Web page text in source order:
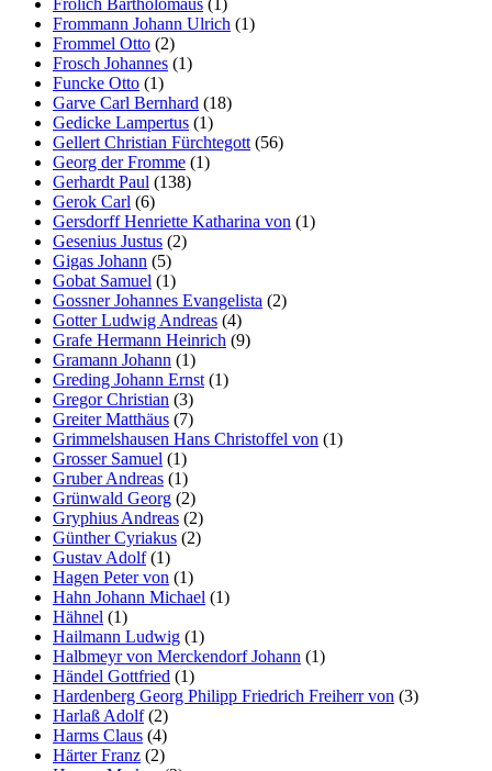
Frommann Johann Ulrich (1)
Frommel Otto (2)
Frosch Johannes (1)
Funcke Otto (1)
Garve Carl Bernhard (18)
Gedicke Lampertus (1)
Gellert Christian Fürchtegott (56)
Georg der Fromme (1)
Gerhardt Paul (138)
Gerok Carl (6)
Gersdorff Henriette Katharina von (1)
Gesenius Justus (2)
Gigas Johann (5)
Gobat Samuel (1)
Gossner Johannes Evangelista (2)
Gotter Ludwig Andreas (4)
Grafe Hermann Heinrich (9)
Gramann Johann (1)
Greding Johann Ernst (1)
Gregor Christian (3)
Greiter Matthäus (7)
Grimmelshausen Hans Christoffel von (1)
Grosser Samuel (1)
Gruber Andreas (1)
Grünwald Georg (2)
Gryphius Andreas (2)
Günther Cyriakus (2)
Gustav Adolf(1)
Hagen Peter von (1)
Hahn Johann Michael (1)
Hähnel (1)
Hailmann Ludwig (1)
Halbmeyr von Merckendorf Johann (1)
Händel Gottfried (1)
Hardenberg Georg Philipp Friedrich Freiherr von (3)
Harlaß Adolf(2)
Harms Claus (4)
Härter Franz (2)